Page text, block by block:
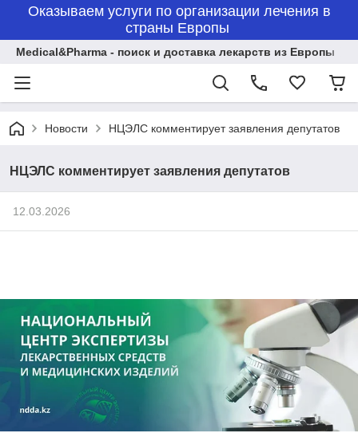
Оказываем услуги по организации лечения в
страны Европы
Medical&Pharma - поиск и доставка лекарств из Европы
Новости НЦЭЛС комментирует заявления депутатов
НЦЭЛС комментирует заявления депутатов
12.03.2026